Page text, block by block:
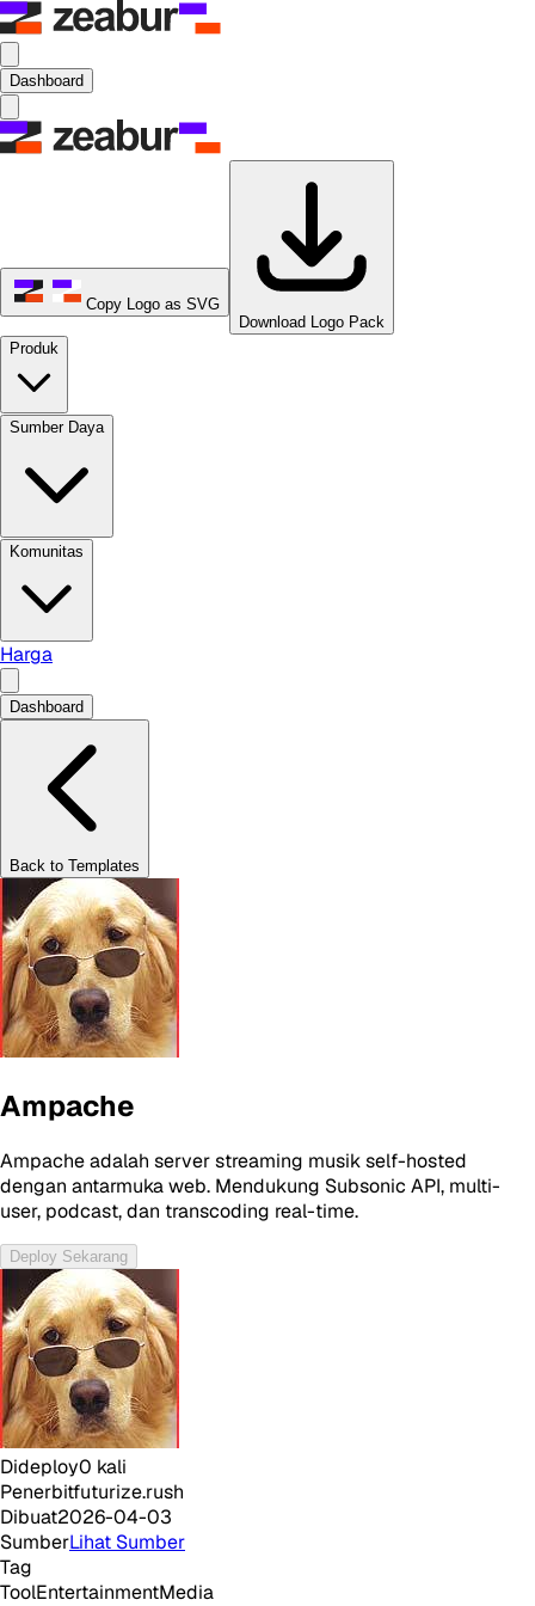
Dashboard
Copy Logo as SVG
Download Logo Pack
Produk
Sumber Daya
Komunitas
Harga
Dashboard
Back to Templates
Ampache
Ampache adalah server streaming musik self-hosted
dengan antarmuka web. Mendukung Subsonic API, multi-
user, podcast, dan transcoding real-time.
Deploy Sekarang
Dideploy0 kali
Penerbitfuturize.rush
Dibuat2026-04-03
SumberLihat Sumber
Tag
ToolEntertainmentMedia